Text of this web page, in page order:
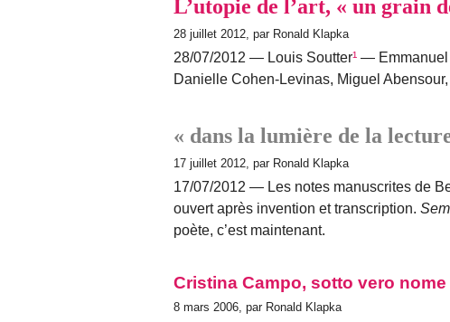
L’utopie de l’art, « un grain
28 juillet 2012, par Ronald Klapka
28/07/2012 — Louis Soutter¹ — Emmanuel
Danielle Cohen-Levinas, Miguel
« dans la lumière de la
17 juillet 2012, par Ronald Klapka
17/07/2012 — Les notes manuscrites de
ouvert après invention et transcription.
poète, c’est maintenant.
Cristina Campo, sotto vero
8 mars 2006, par Ronald Klapka